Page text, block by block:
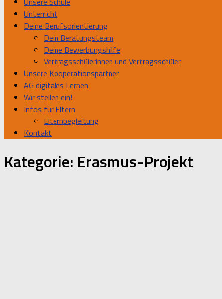
Unterricht
Deine Berufsorientierung
Dein Beratungsteam
Deine Bewerbungshilfe
Vertragsschülerinnen und Vertragsschüler
Unsere Kooperationspartner
AG digitales Lernen
Wir stellen ein!
Infos für Eltern
Elternbegleitung
Kontakt
Kategorie: Erasmus-Projekt